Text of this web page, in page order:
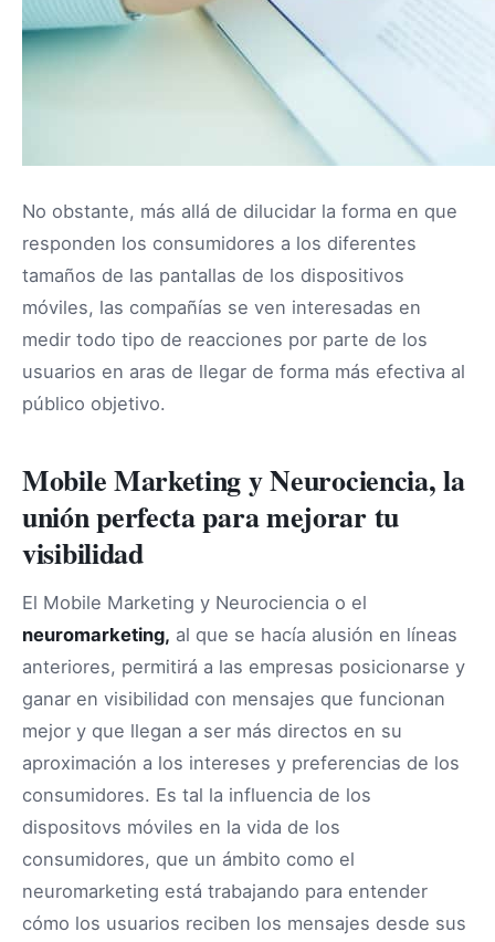
No obstante, más allá de dilucidar la forma en que
responden los consumidores a los diferentes
tamaños de las pantallas de los dispositivos
móviles, las compañías se ven interesadas en
medir todo tipo de reacciones por parte de los
usuarios en aras de llegar de forma más efectiva al
público objetivo.
Mobile Marketing y Neurociencia, la
unión perfecta para mejorar tu
visibilidad
El Mobile Marketing y Neurociencia o el
neuromarketing, al que se hacía alusión en líneas
anteriores, permitirá a las empresas posicionarse y
ganar en visibilidad con mensajes que funcionan
mejor y que llegan a ser más directos en su
aproximación a los intereses y preferencias de los
consumidores. Es tal la influencia de los
dispositovs móviles en la vida de los
consumidores, que un ámbito como el
neuromarketing está trabajando para entender
cómo los usuarios reciben los mensajes desde sus